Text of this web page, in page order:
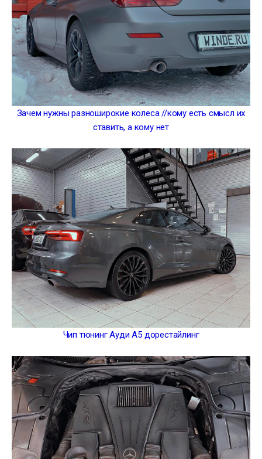
Зачем нужны разноширокие колеса //кому есть смысл их
ставить, а кому нет
Чип тюнинг Ауди А5 дорестайлинг